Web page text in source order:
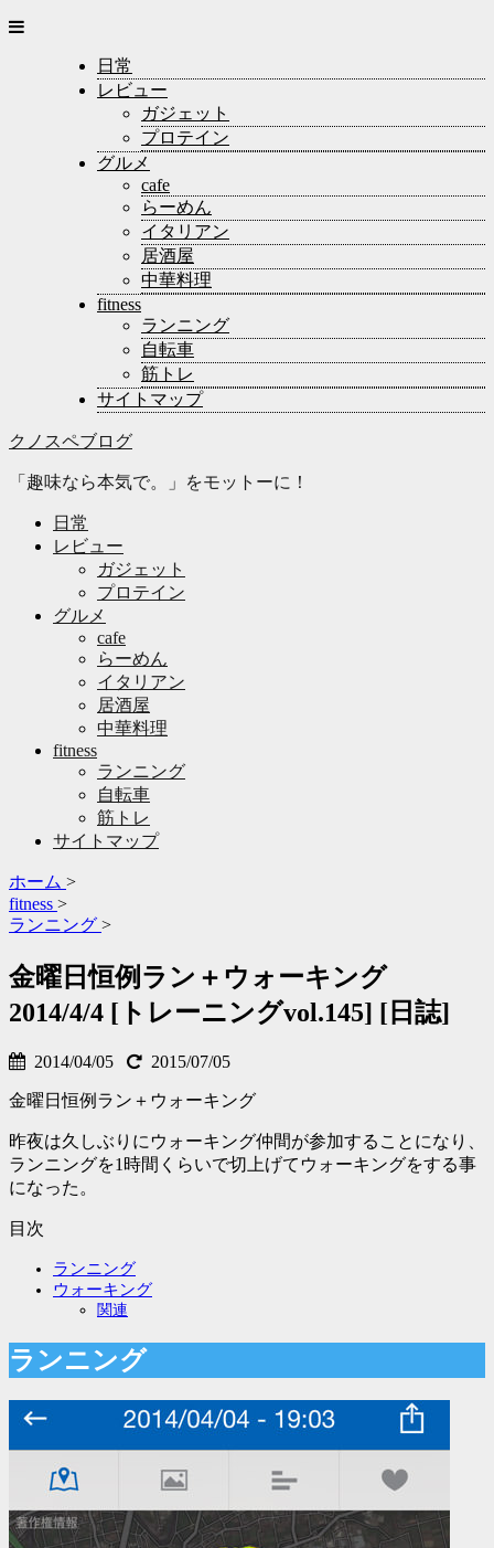
日常
レビュー
ガジェット
プロテイン
グルメ
cafe
らーめん
イタリアン
居酒屋
中華料理
fitness
ランニング
自転車
筋トレ
サイトマップ
クノスペブログ
「趣味なら本気で。」をモットーに！
日常
レビュー
ガジェット
プロテイン
グルメ
cafe
らーめん
イタリアン
居酒屋
中華料理
fitness
ランニング
自転車
筋トレ
サイトマップ
ホーム >
fitness >
ランニング >
金曜日恒例ラン＋ウォーキング
2014/4/4 [トレーニングvol.145] [日誌]
2014/04/05 2015/07/05
金曜日恒例ラン＋ウォーキング
昨夜は久しぶりにウォーキング仲間が参加することになり、
ランニングを1時間くらいで切上げてウォーキングをする事
になった。
目次
ランニング
ウォーキング
関連
ランニング